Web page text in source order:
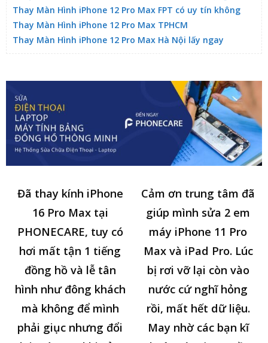
Thay Màn Hình iPhone 12 Pro Max FPT có uy tín không
Thay Màn Hình iPhone 12 Pro Max TPHCM
Thay Màn Hình iPhone 12 Pro Max Hà Nội lấy ngay
Đã thay kính iPhone
16 Pro Max tại
PHONECARE, tuy có
hơi mất tận 1 tiếng
đồng hồ và lễ tân
hình như đông khách
mà không để mình
phải giục nhưng đổi
Cảm ơn trung tâm đã
giúp mình sửa 2 em
máy iPhone 11 Pro
Max và iPad Pro. Lúc
bị rơi vỡ lại còn vào
nước cứ nghĩ hỏng
rồi, mất hết dữ liệu.
May nhờ các bạn kĩ